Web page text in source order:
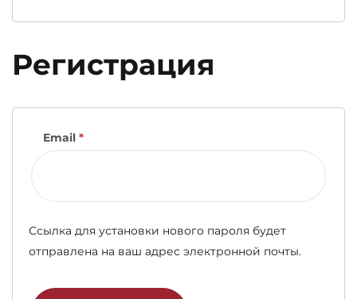
Регистрация
Email *
Ссылка для установки нового пароля будет
отправлена ​​на ваш адрес электронной почты.